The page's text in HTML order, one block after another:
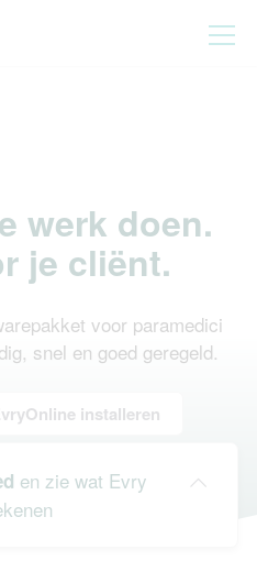
werk doen.
je cliënt.
voor paramedici
snel en goed geregeld.
installeren
en zie wat Evry